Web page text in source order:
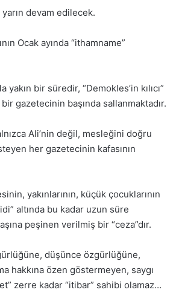
devam edilecek.
Ocak ayında “ithamname”
yakın bir süredir, “Demokles’in kılıcı”
bir gazetecinin başında sallanmaktadır.
Ali’nin değil, mesleğini doğru
her gazetecinin kafasının
yakınlarının, küçük çocuklarının
altında bu kadar uzun süre
peşinen verilmiş bir “ceza”dır.
düşünce özgürlüğüne,
hakkına özen göstermeyen, saygı
zerre kadar “itibar” sahibi olamaz…